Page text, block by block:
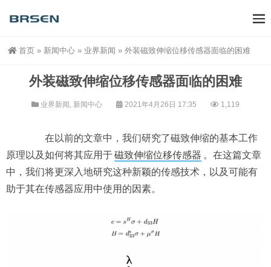
首页 » 新闻中心 » 业界新闻 » 外装磁致伸缩位移传感器面临的困难
外装磁致伸缩位移传感器面临的困难
业界新闻 , 新闻中心 2021年4月26日 17:35 1,119
在以前的文章中，我们研究了磁致伸缩的基本工作
原理以及如何将其应用于磁致伸缩位移传感器 。在这篇文章
中，我们将更深入地研究这种新颖的传感技术，以及可能有
助于其在传感器应用中使用的因素。